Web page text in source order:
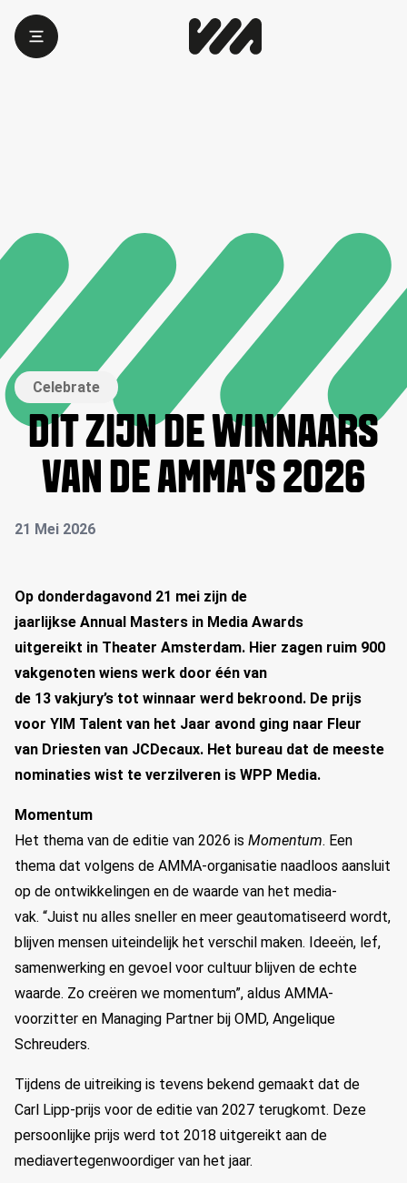
Celebrate
DIT ZIJN DE WINNAARS
VAN DE AMMA’S 2026
21 Mei 2026
Op donderdagavond 21 mei zijn de
jaarlijkse Annual Masters in Media Awards
uitgereikt in Theater Amsterdam. Hier zagen ruim 900
vakgenoten wiens werk door één van
de 13 vakjury’s tot winnaar werd bekroond. De prijs
voor YIM Talent van het Jaar avond ging naar Fleur
van Driesten van JCDecaux. Het bureau dat de meeste
nominaties wist te verzilveren is WPP Media.
Momentum
Het thema van de editie van 2026 is Momentum. Een
thema dat volgens de AMMA-organisatie naadloos aansluit
op de ontwikkelingen en de waarde van het media-
vak. “Juist nu alles sneller en meer geautomatiseerd wordt,
blijven mensen uiteindelijk het verschil maken. Ideeën, lef,
samenwerking en gevoel voor cultuur blijven de echte
waarde. Zo creëren we momentum”, aldus AMMA-
voorzitter en Managing Partner bij OMD, Angelique
Schreuders.
Tijdens de uitreiking is tevens bekend gemaakt dat de
Carl Lipp-prijs voor de editie van 2027 terugkomt. Deze
persoonlijke prijs werd tot 2018 uitgereikt aan de
mediavertegenwoordiger van het jaar.